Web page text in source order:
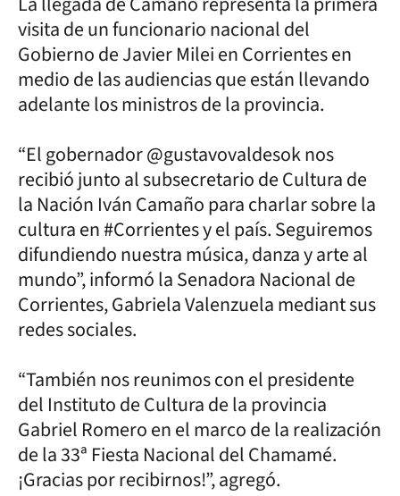
visita de un funcionario nacional del
Gobierno de Javier Milei en Corrientes en
medio de las audiencias que están llevando
adelante los ministros de la provincia.
“El gobernador @gustavovaldesok nos
recibió junto al subsecretario de Cultura de
la Nación Iván Camaño para charlar sobre la
cultura en #Corrientes y el país. Seguiremos
difundiendo nuestra música, danza y arte al
mundo”, informó la Senadora Nacional de
Corrientes, Gabriela Valenzuela mediant sus
redes sociales.
“También nos reunimos con el presidente
del Instituto de Cultura de la provincia
Gabriel Romero en el marco de la realización
de la 33ª Fiesta Nacional del Chamamé.
¡Gracias por recibirnos!”, agregó.